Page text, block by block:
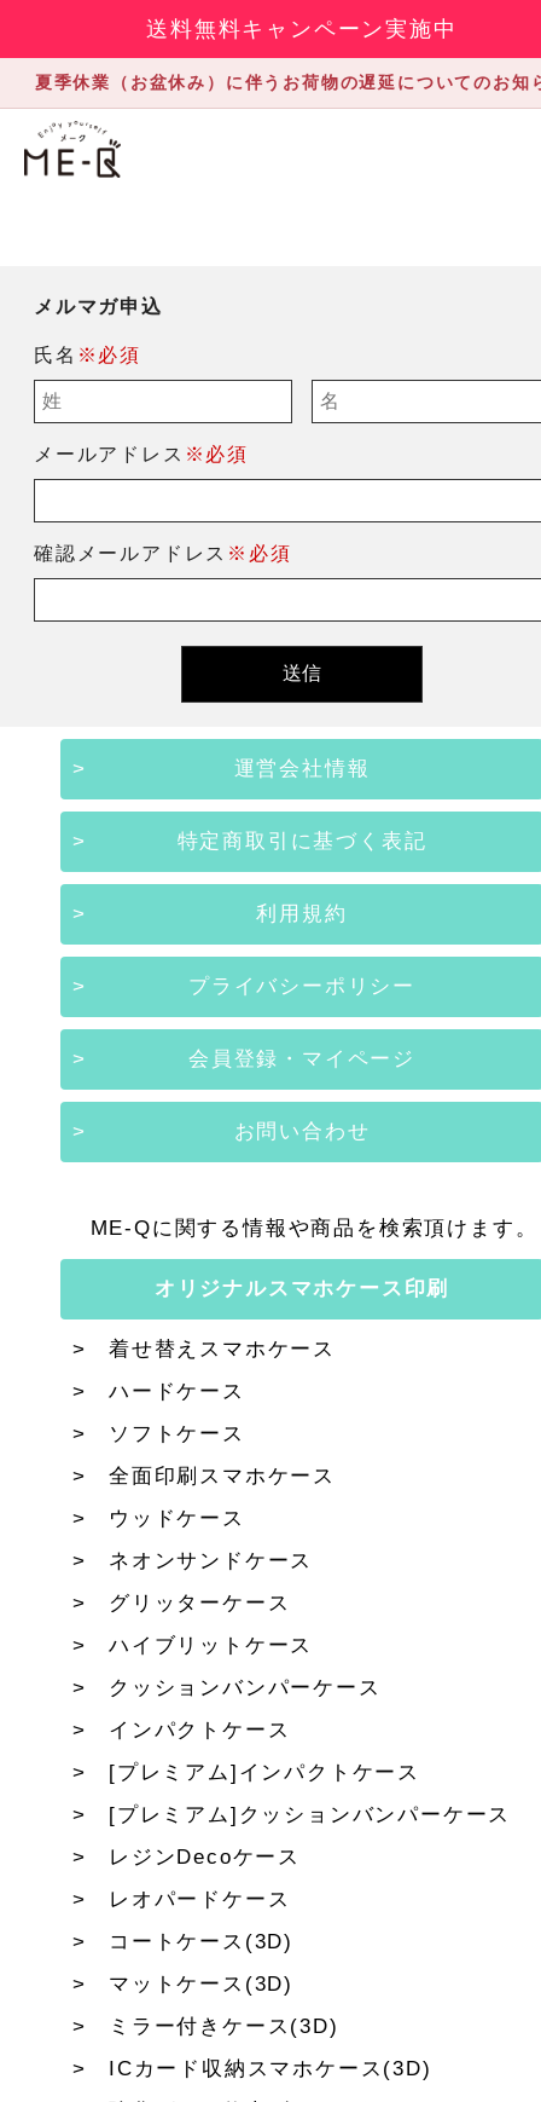
送料無料キャンペーン実施中
夏季休業（お盆休み）に伴うお荷物の遅延についてのお知
メルマガ申込
氏名 ※必須
メールアドレス ※必須
確認メールアドレス ※必須
運営会社情報
特定商取引に基づく表記
利用規約
プライバシーポリシー
会員登録・マイページ
お問い合わせ
ME-Qに関する情報や商品を検索頂けます。
オリジナルスマホケース印刷
着せ替えスマホケース
ハードケース
ソフトケース
全面印刷スマホケース
ウッドケース
ネオンサンドケース
グリッターケース
ハイブリットケース
クッションバンパーケース
インパクトケース
[プレミアム]インパクトケース
[プレミアム]クッションバンパーケース
レジンDecoケース
レオパードケース
コートケース(3D)
マットケース(3D)
ミラー付きケース(3D)
ICカード収納スマホケース(3D)